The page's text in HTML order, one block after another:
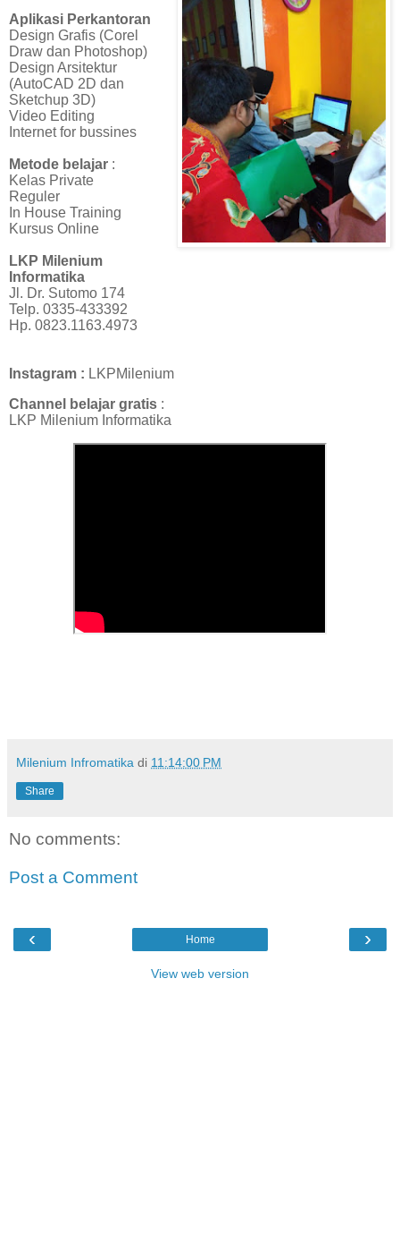
Aplikasi Perkantoran
Design Grafis (Corel
Draw dan Photoshop)
Design Arsitektur
(AutoCAD 2D dan
Sketchup 3D)
Video Editing
Internet for bussines
Metode belajar :
Kelas Private
Reguler
In House Training
Kursus Online
LKP Milenium
Informatika
Jl. Dr. Sutomo 174
Telp. 0335-433392
Hp. 0823.1163.4973
Instagram : LKPMilenium
Channel belajar gratis :
LKP Milenium Informatika
Milenium Infromatika di 11:14:00 PM
Share
No comments:
Post a Comment
‹ ›
Home
View web version